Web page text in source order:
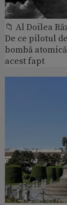
📁 Al Doilea
De ce pilotul
bombă
acest fapt